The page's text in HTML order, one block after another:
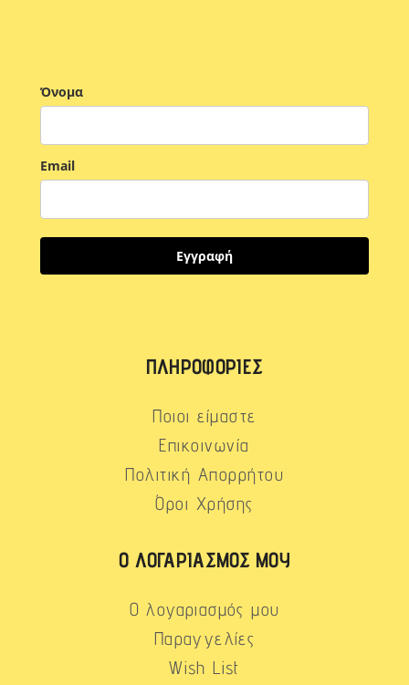
Όνομα
Email
Εγγραφή
ΠΛΗΡΟΦΟΡΊΕΣ
Ποιοι είμαστε
Επικοινωνία
Πολιτική Απορρήτου
Όροι Χρήσης
Ο ΛΟΓΑΡΙΑΣΜΌΣ ΜΟΥ
Ο λογαριασμός μου
Παραγγελίες
Wish List